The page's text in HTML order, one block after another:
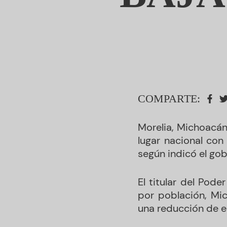
COMPARTE:
Morelia,
lugar nacional
según indicó el
El titular del
por población,
una reducción de